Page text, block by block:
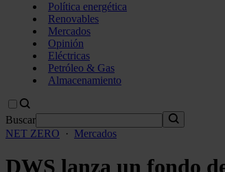
Política energética
Renovables
Mercados
Opinión
Eléctricas
Petróleo & Gas
Almacenamiento
Buscar
NET ZERO
· Mercados
DWS lanza un fondo